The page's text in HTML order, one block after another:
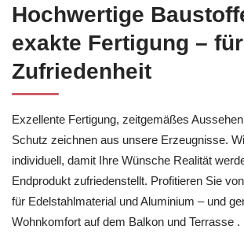
Hochwertige
exakte Fertigung –
Zufriedenheit
Exzellente Fertigung, zeitgemäßes
Schutz zeichnen aus unsere Erzeugnisse.
individuell, damit Ihre Wünsche Realität
Endprodukt zufriedenstellt. Profitieren Sie
für Edelstahlmaterial und Aluminium – und
Wohnkomfort auf dem Balkon und Terrasse .